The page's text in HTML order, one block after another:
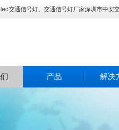
交通信号灯、交通信号灯厂家深圳市中安
产品 解决